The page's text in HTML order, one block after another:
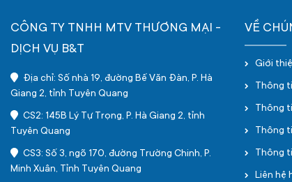
CÔNG TY TNHH MTV THƯƠNG MẠI -
DỊCH VỤ B&T
Địa chỉ: Số nhà 19, đường Bế Văn Đàn, P. Hà
Giang 2, tỉnh Tuyên Quang
CS2: 145B Lý Tự Trọng, P. Hà Giang 2, tỉnh
Tuyên Quang
CS3: Số 3, ngõ 170, đường Trường Chinh, P.
Minh Xuân, Tỉnh Tuyên Quang
VỀ
Giới
Thông
Thông
Thông
Thông
Liên hệ